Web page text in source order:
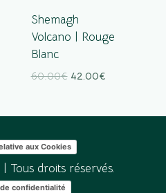
Shemagh
Volcano | Rouge
Blanc
60.00€ 42.00€
confidentialité
Tous droits réservés.
aux Cookies